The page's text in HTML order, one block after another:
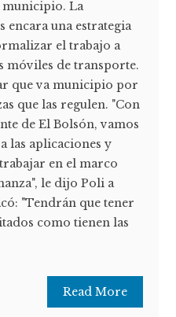
La
encara una estrategia
el trabajo a
móviles de transporte.
que va municipio por
que las regulen. "Con
de El Bolsón, vamos
las aplicaciones y
en el marco
le dijo Poli a
"Tendrán que tener
como tienen las
Read More